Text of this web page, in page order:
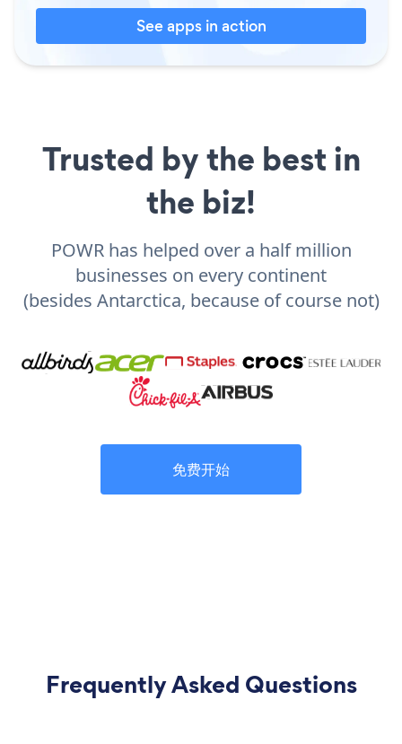
See apps in action
Trusted by the best in
the biz!
POWR has helped over a half million
businesses on every continent
(besides Antarctica, because of course not)
免费开始
Frequently Asked Questions